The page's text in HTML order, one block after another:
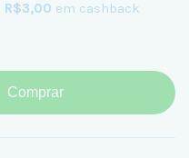
R$3,00 em cashback
Comprar